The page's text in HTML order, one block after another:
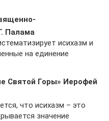
Палама
исихазм и
на единение
Святой Горы» Иерофей
что исихазм – это
значение